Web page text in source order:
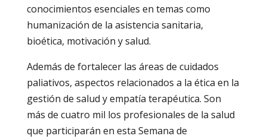
conocimientos esenciales en temas como
humanización de la asistencia sanitaria,
bioética, motivación y salud.
Además de fortalecer las áreas de cuidados
paliativos, aspectos relacionados a la ética en la
gestión de salud y empatía terapéutica. Son
más de cuatro mil los profesionales de la salud
que participarán en esta Semana de